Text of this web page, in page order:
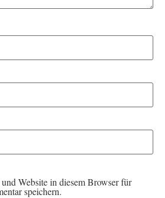
Website in diesem Browser für
speichern.